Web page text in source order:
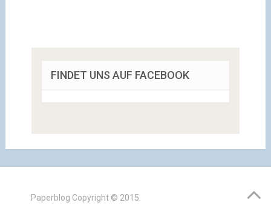
FINDET UNS AUF FACEBOOK
Paperblog Copyright © 2015.